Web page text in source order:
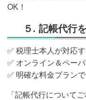
OK！
５. 記帳代行
✅ 税理士本人が対応
✅ オンライン＆ペー
✅ 明確な料金プラン
「記帳代行について